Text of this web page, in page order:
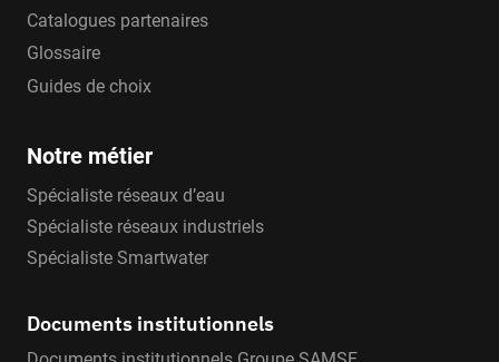
Catalogues partenaires
Glossaire
Guides de choix
Notre métier
Spécialiste réseaux d’eau
Spécialiste réseaux industriels
Spécialiste Smartwater
Documents institutionnels